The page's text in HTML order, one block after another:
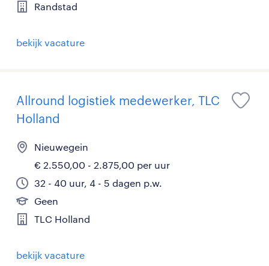
Randstad
bekijk vacature
Allround logistiek medewerker, TLC
Holland
Nieuwegein
€ 2.550,00 - 2.875,00 per uur
32 - 40 uur, 4 - 5 dagen p.w.
Geen
TLC Holland
bekijk vacature